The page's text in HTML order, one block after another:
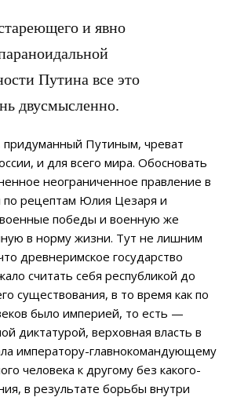
и явно
Путина все это
двусмысленно.
Путиным, чреват
и для всего мира. Обосновать
неограниченное правление в
рецептам Юлия Цезаря и
победы и военную же
в норму жизни. Тут не лишним
древнеримское государство
считать себя республикой до
существования, в то время как по
было империей, то есть —
диктатурой, верховная власть в
императору-главнокомандующему
человека к другому без какого-
в результате борьбы внутри